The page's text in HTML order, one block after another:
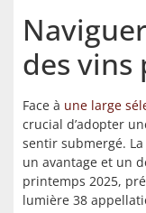
des vins
Face à une large
crucial d’adopter
sentir submergé.
un avantage et un
printemps 2025,
lumière 38